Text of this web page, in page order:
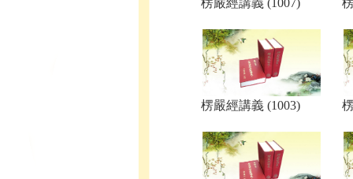
楞嚴經講義 (1007)
楞嚴經講義 (1003)